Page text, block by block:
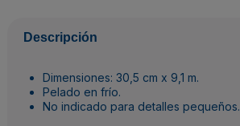
Descripción
Dimensiones: 30,5 cm x 9,1 m.
Pelado en frío.
No indicado para detalles pequeños.